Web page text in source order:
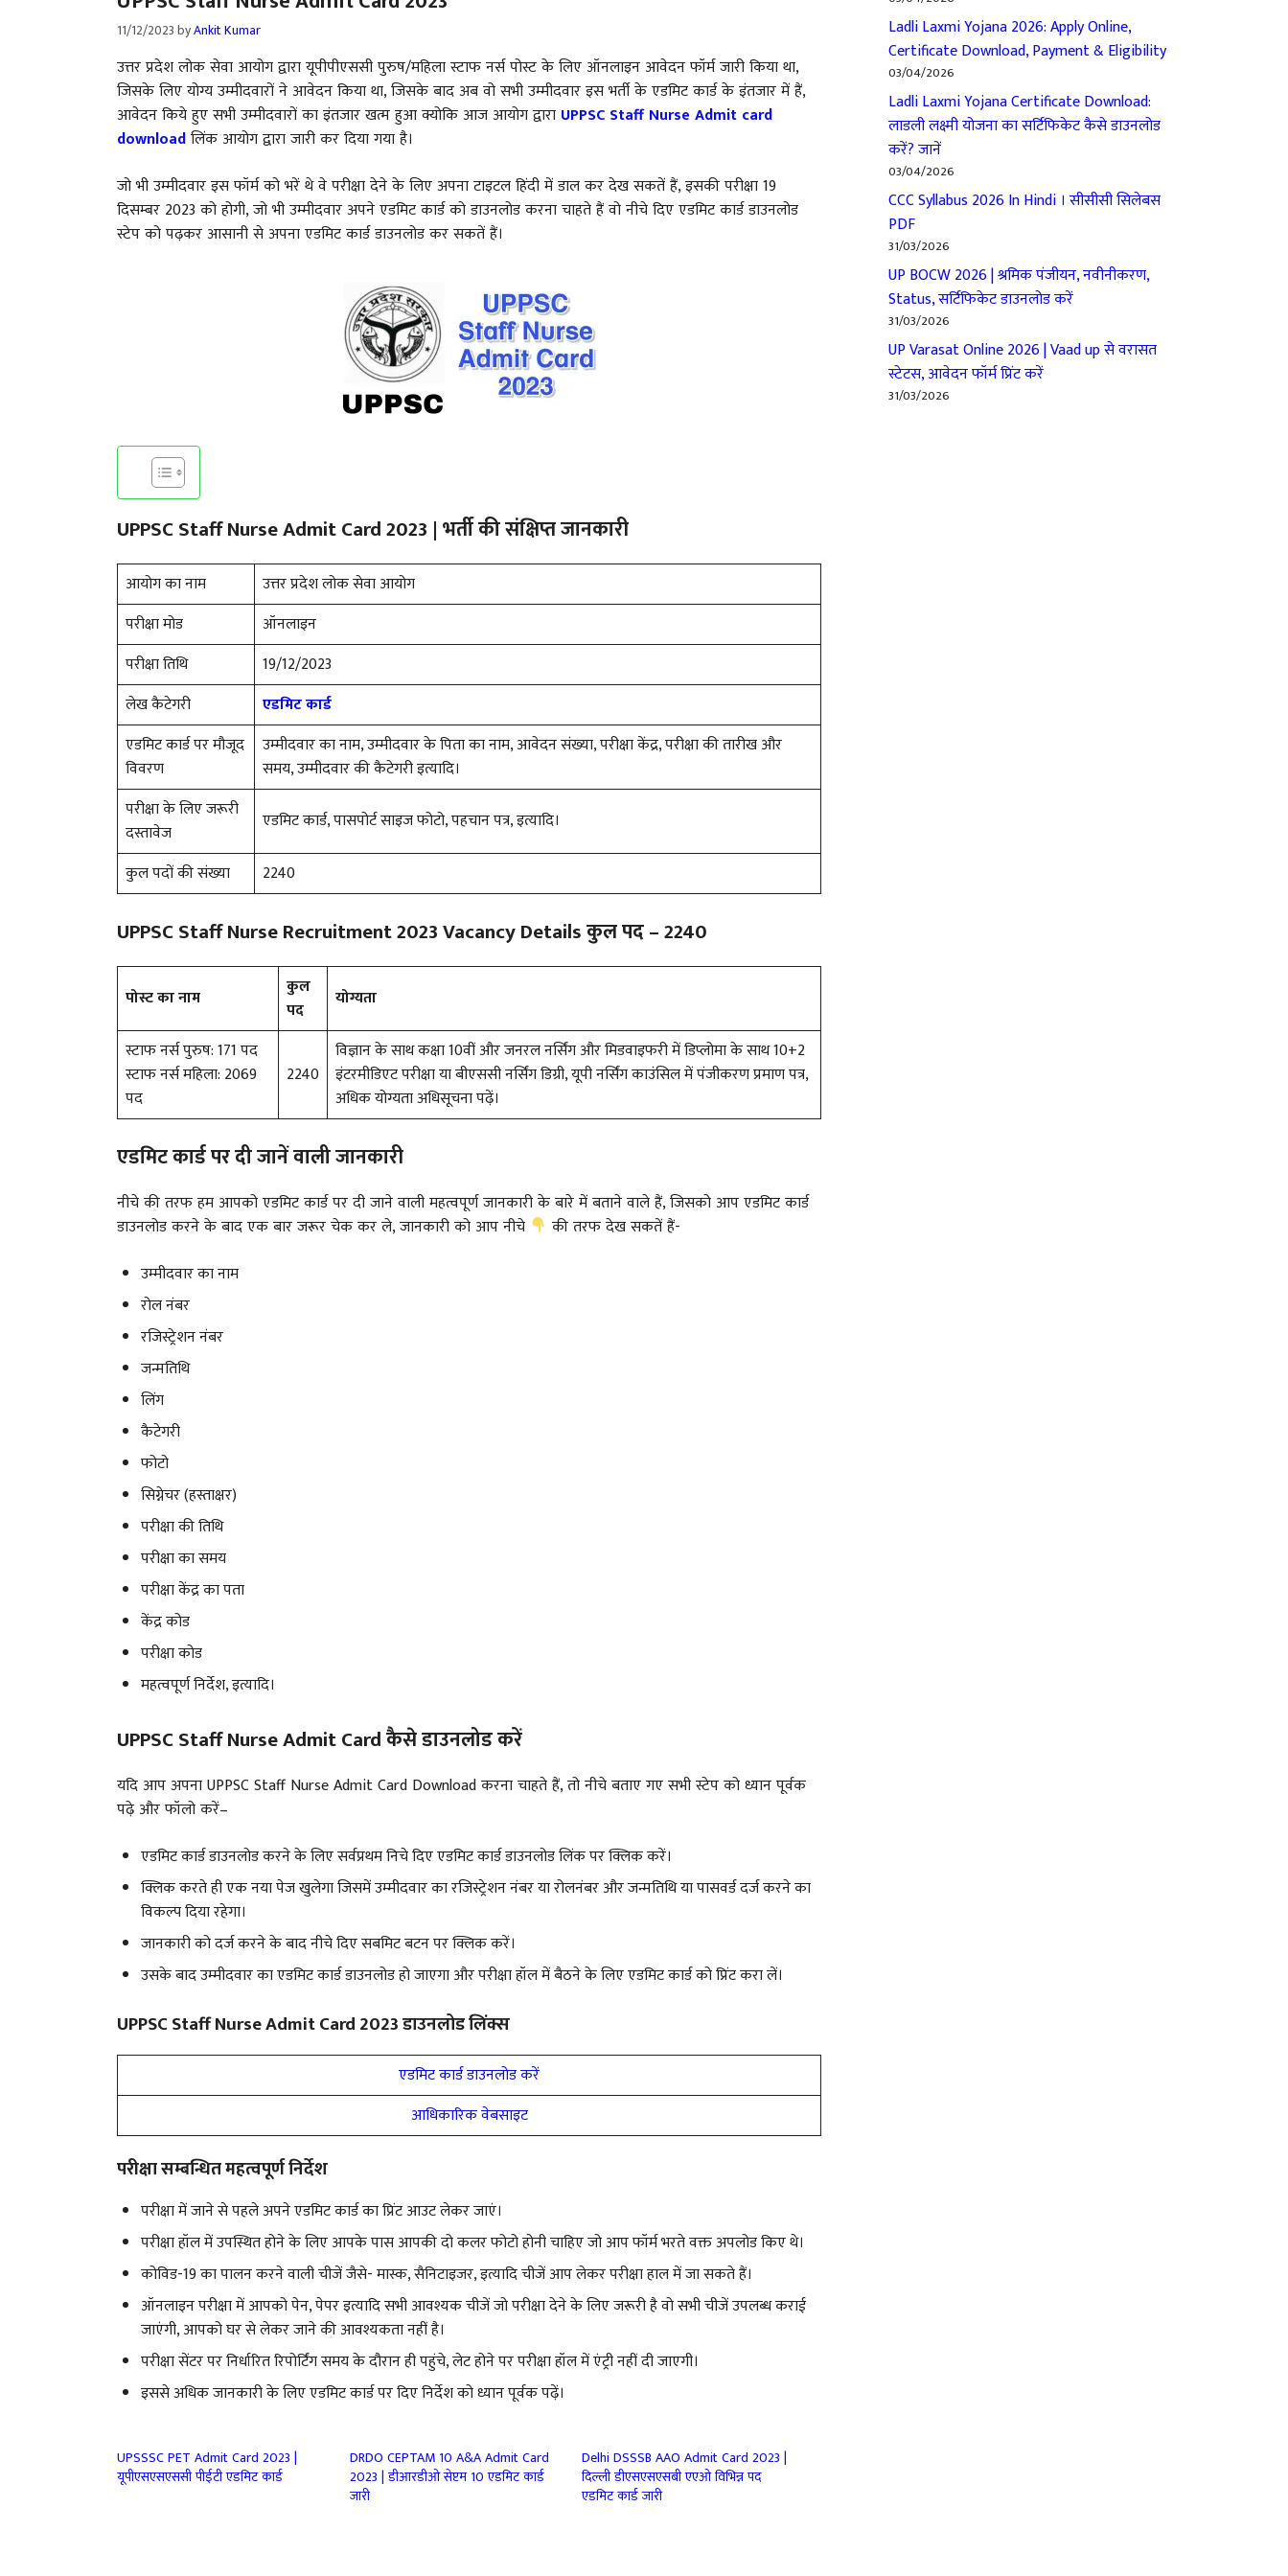
11/12/2023byAnkit Kumar
उत्तर प्रदेश लोक सेवा आयोग द्वारा यूपीपीएससी पुरुष/महिला स्टाफ नर्स पोस्ट के लिए ऑनलाइन आवेदन फॉर्म जारी किया था,
जिसके लिए योग्य उम्मीदवारों ने आवेदन किया था, जिसके बाद अब वो सभी उम्मीदवार इस भर्ती के एडमिट कार्ड के इंतजार में हैं,
आवेदन किये हुए सभी उम्मीदवारों का इंतजार खत्म हुआ क्योकि आज आयोग द्वारा UPPSC Staff Nurse Admit card
downloadलिंक आयोग द्वारा जारी कर दिया गया है।
जो भी उम्मीदवार इस फॉर्म को भरें थे वे परीक्षा देने के लिए अपना टाइटल हिंदी में डाल कर देख सकतें हैं, इसकी परीक्षा 19
दिसम्बर 2023 को होगी, जो भी उम्मीदवार अपने एडमिट कार्ड को डाउनलोड करना चाहते हैं वो नीचे दिए एडमिट कार्ड डाउनलोड
स्टेप को पढ़कर आसानी से अपना एडमिट कार्ड डाउनलोड कर सकतें हैं।
UPPSC Staff Nurse Admit Card 2023 | भर्ती की संक्षिप्त जानकारी
आयोग का नाम
उत्तर प्रदेश लोक सेवा आयोग
परीक्षा मोड
ऑनलाइन
परीक्षा तिथि
19/12/2023
लेख कैटेगरी
एडमिट कार्ड
एडमिट कार्ड पर मौजूद
विवरण
उम्मीदवार का नाम, उम्मीदवार के पिता का नाम, आवेदन संख्या, परीक्षा केंद्र, परीक्षा की तारीख और
समय, उम्मीदवार की कैटेगरी इत्यादि।
परीक्षा के लिए जरूरी
दस्तावेज
एडमिट कार्ड, पासपोर्ट साइज फोटो, पहचान पत्र, इत्यादि।
कुल पदों की संख्या 2240
UPPSC Staff Nurse Recruitment 2023 Vacancy Details कुल पद – 2240
पोस्ट का नाम
कुल
पद
योग्यता
स्टाफ नर्स पुरुष: 171 पद
स्टाफ नर्स महिला: 2069
पद
2240
विज्ञान के साथ कक्षा 10वीं और जनरल नर्सिंग और मिडवाइफरी में डिप्लोमा के साथ 10+2
इंटरमीडिएट परीक्षा या बीएससी नर्सिंग डिग्री, यूपी नर्सिंग काउंसिल में पंजीकरण प्रमाण पत्र,
अधिक योग्यता अधिसूचना पढ़ें।
एडमिट कार्ड पर दी जानें वाली जानकारी
नीचे की तरफ हम आपको एडमिट कार्ड पर दी जाने वाली महत्वपूर्ण जानकारी के बारे में बताने वाले हैं, जिसको आप एडमिट कार्ड
डाउनलोड करने के बाद एक बार जरूर चेक कर ले, जानकारी को आप नीचे
की तरफ देख सकतें हैं-
उम्मीदवार का नाम
रोल नंबर
रजिस्ट्रेशन नंबर
जन्मतिथि
लिंग
कैटेगरी
फोटो
सिग्नेचर (हस्ताक्षर)
परीक्षा की तिथि
परीक्षा का समय
परीक्षा केंद्र का पता
केंद्र कोड
परीक्षा कोड
महत्वपूर्ण निर्देश, इत्यादि।
UPPSC Staff Nurse Admit Card कैसे डाउनलोड करें
यदि आप अपना UPPSC Staff Nurse Admit Card Download करना चाहते हैं, तो नीचे बताए गए सभी स्टेप को ध्यान पूर्वक
पढ़े और फॉलो करें–
एडमिट कार्ड डाउनलोड करने के लिए सर्वप्रथम निचे दिए एडमिट कार्ड डाउनलोड लिंक पर क्लिक करें।
क्लिक करते ही एक नया पेज खुलेगा जिसमें उम्मीदवार का रजिस्ट्रेशन नंबर या रोलनंबर और जन्मतिथि या पासवर्ड दर्ज करने का
विकल्प दिया रहेगा।
जानकारी को दर्ज करने के बाद नीचे दिए सबमिट बटन पर क्लिक करें।
उसके बाद उम्मीदवार का एडमिट कार्ड डाउनलोड हो जाएगा और परीक्षा हॉल में बैठने के लिए एडमिट कार्ड को प्रिंट करा लें।
UPPSC Staff Nurse Admit Card 2023 डाउनलोड लिंक्स
एडमिट कार्ड डाउनलोड करें
आधिकारिक वेबसाइट
परीक्षा सम्बन्धित महत्वपूर्ण निर्देश
परीक्षा में जाने से पहले अपने एडमिट कार्ड का प्रिंट आउट लेकर जाएं।
परीक्षा हॉल में उपस्थित होने के लिए आपके पास आपकी दो कलर फोटो होनी चाहिए जो आप फॉर्म भरते वक्त अपलोड किए थे।
कोविड-19 का पालन करने वाली चीजें जैसे- मास्क, सैनिटाइजर, इत्यादि चीजें आप लेकर परीक्षा हाल में जा सकते हैं।
ऑनलाइन परीक्षा में आपको पेन, पेपर इत्यादि सभी आवश्यक चीजें जो परीक्षा देने के लिए जरूरी है वो सभी चीजें उपलब्ध कराई
जाएंगी, आपको घर से लेकर जाने की आवश्यकता नहीं है।
परीक्षा सेंटर पर निर्धारित रिपोर्टिंग समय के दौरान ही पहुंचे, लेट होने पर परीक्षा हॉल में एंट्री नहीं दी जाएगी।
इससे अधिक जानकारी के लिए एडमिट कार्ड पर दिए निर्देश को ध्यान पूर्वक पढ़ें।
UPSSSC PET Admit Card 2023 |
यूपीएसएसएससी पीईटी एडमिट कार्ड
DRDO CEPTAM 10 A&A Admit Card
2023 | डीआरडीओ सेप्टम 10 एडमिट कार्ड
जारी
Delhi DSSSB AAO Admit Card 2023 |
दिल्ली डीएसएसएसबी एएओ विभिन्न पद
एडमिट कार्ड जारी
Ladli Laxmi Yojana 2026: Apply Online,
Certificate Download, Payment & Eligibility
03/04/2026
Ladli Laxmi Yojana Certificate Download:
लाडली लक्ष्मी योजना का सर्टिफिकेट कैसे डाउनलोड
करें? जानें
03/04/2026
CCC Syllabus 2026 In Hindi । सीसीसी सिलेबस
PDF
31/03/2026
UP BOCW 2026 | श्रमिक पंजीयन, नवीनीकरण,
Status, सर्टिफिकेट डाउनलोड करें
31/03/2026
UP Varasat Online 2026 | Vaad up से वरासत
स्टेटस, आवेदन फॉर्म प्रिंट करें
31/03/2026